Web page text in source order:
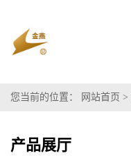
您当前的位置： 网站首页 >
产品展厅